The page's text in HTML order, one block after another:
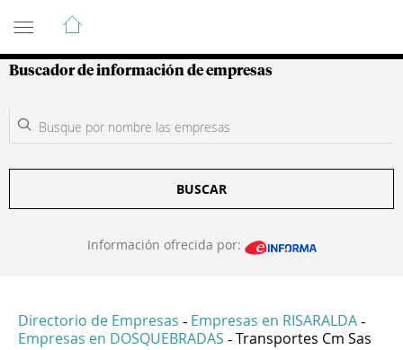
Guía de Empresas Colombianas
Buscador de información de empresas
BUSCAR
Información ofrecida por:
Directorio de Empresas - Empresas en RISARALDA -
Empresas en DOSQUEBRADAS - Transportes Cm Sas